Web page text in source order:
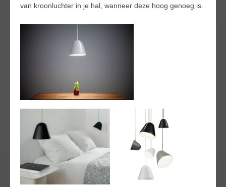
van kroonluchter in je hal, wanneer deze hoog genoeg is.